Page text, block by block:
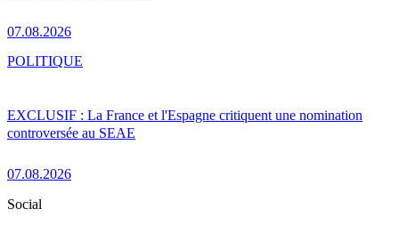
07.08.2026
EXCLUSIF : La France et l'Espagne critiquent une nomination
controversée au SEAE
07.08.2026
POLITIQUE
Social